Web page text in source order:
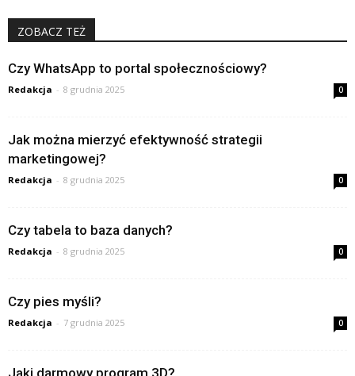
ZOBACZ TEŻ
Czy WhatsApp to portal społecznościowy?
Redakcja - 8 grudnia 2025 0
Jak można mierzyć efektywność strategii
marketingowej?
Redakcja - 8 grudnia 2025 0
Czy tabela to baza danych?
Redakcja - 8 grudnia 2025 0
Czy pies myśli?
Redakcja - 7 grudnia 2025 0